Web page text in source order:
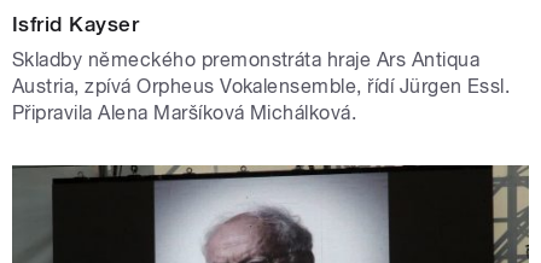
Isfrid Kayser
Skladby německého premonstráta hraje Ars Antiqua
Austria, zpívá Orpheus Vokalensemble, řídí Jürgen Essl.
Připravila Alena Maršíková Michálková.